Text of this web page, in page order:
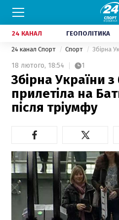
24 КАНАЛ ГЕОПОЛІТИКА
24 канал Спорт Спорт
18 лютого, 18:54 1
Збірна України з
прилетіла на
після тріумфу